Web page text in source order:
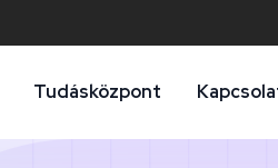
Tudásközpont